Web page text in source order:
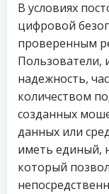
В условиях
цифровой
проверенным
Пользователи,
надежность,
количеством
созданных
данных или
иметь единый,
который